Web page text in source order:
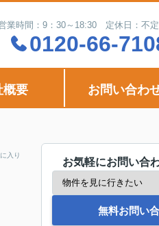
業時間：9：30～18:30 定休日：不
0120-66-
概要 お問い合わ
入り
お気軽にお問い合
無料お問い